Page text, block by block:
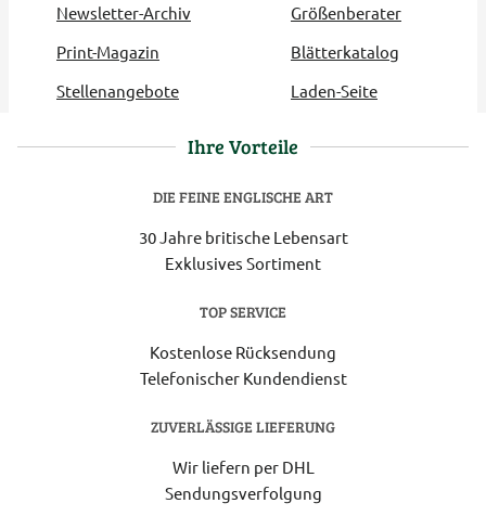
Newsletter-Archiv
Größenberater
Print-Magazin
Blätterkatalog
Stellenangebote
Laden-Seite
Ihre Vorteile
DIE FEINE ENGLISCHE ART
30 Jahre britische Lebensart
Exklusives Sortiment
TOP SERVICE
Kostenlose Rücksendung
Telefonischer Kundendienst
ZUVERLÄSSIGE LIEFERUNG
Wir liefern per DHL
Sendungsverfolgung